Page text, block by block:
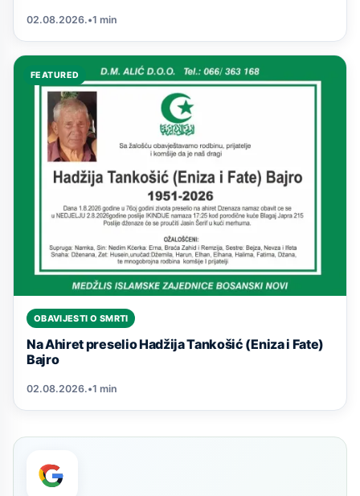
02.08.2026.•1 min
FEATURED
OBAVIJESTI O SMRTI
Na Ahiret preselio Hadžija Tankošić (Eniza i Fate)
Bajro
02.08.2026.•1 min